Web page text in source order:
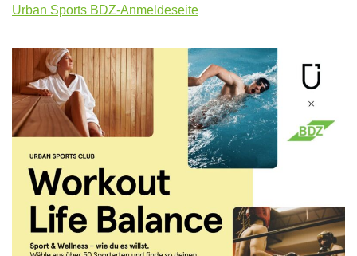
Urban Sports BDZ-Anmeldeseite